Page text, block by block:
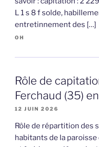
L 1 s 8 f solde,
entretinnement des […]
OH
Rôle de
Ferchaud (35)
12 JUIN 2026
Rôle de répartition des
habitants de la